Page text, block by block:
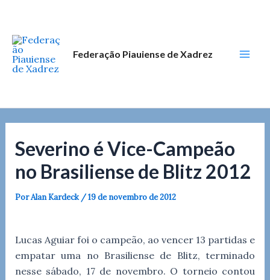
conteúdo
Federação Piauiense de Xadrez
Severino é Vice-Campeão
no Brasiliense de Blitz 2012
PorAlan Kardeck /19 de novembro de 2012
Lucas Aguiar foi o campeão, ao vencer 13 partidas e
empatar uma no Brasiliense de Blitz, terminado
nesse sábado, 17 de novembro. O torneio contou